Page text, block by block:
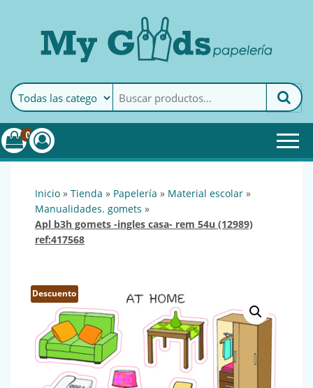
MyGoods · PapeleríaMy Goods es tu papelería
online de confianza. Podrás
encontrar todo lo necesario
0
inicio » tienda » papelería » material escolar »
manualidades. gomets »
apl b3h gomets -ingles casa- rem 54u (12989)
ref:417568
Descuento